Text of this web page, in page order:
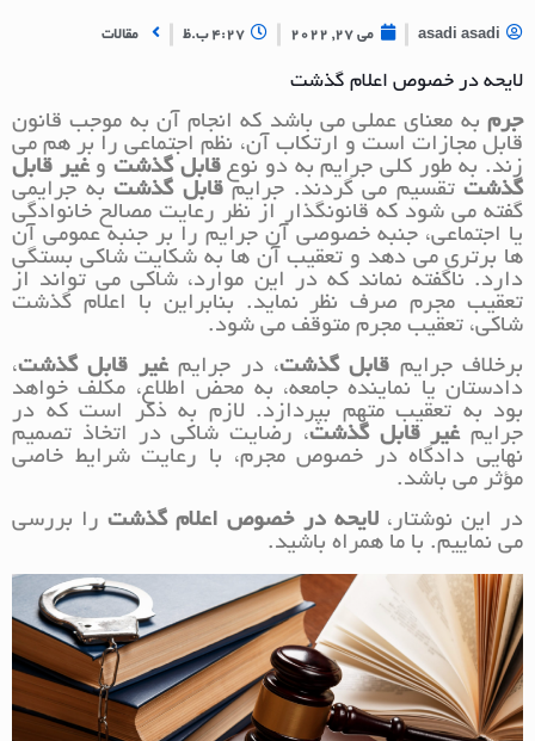
asadi asadi می 27, 2022 4:27 ب.ظ مقالات
لایحه در خصوص اعلام گذشت
جرم به معنای عملی می باشد که انجام آن به موجب قانون
قابل مجازات است و ارتکاب آن، نظم اجتماعی را بر هم می
زند. به طور کلی جرایم به دو نوعقابل گذشتوغیر قابل
گذشت تقسیم می گردند. جرایمقابل گذشت به جرایمی
گفته می شود که قانونگذار از نظر رعایت مصالح خانوادگی
یا اجتماعی، جنبه خصوصی آن جرایم را بر جنبه عمومی آن
ها برتری می دهد و تعقیب آن ها به شکایت شاکی بستگی
دارد. ناگفته نماند که در این موارد، شاکی می تواند از
تعقیب مجرم صرف نظر نماید. بنابراین با اعلام گذشت
شاکی، تعقیب مجرم متوقف می شود.
برخلاف جرایم قابل گذشت، در جرایمغیر قابل گذشت،
دادستان یا نماینده جامعه، به محض اطلاع، مکلف خواهد
بود به تعقیب متهم بپردازد. لازم به ذکر است که در
جرایمغیر قابل گذشت، رضایت شاکی در اتخاذ تصمیم
نهایی دادگاه در خصوص مجرم، با رعایت شرایط خاصی
مؤثر می باشد.
در این نوشتار،لایحه در خصوص اعلام گذشترا بررسی
می نماییم. با ما همراه باشید.